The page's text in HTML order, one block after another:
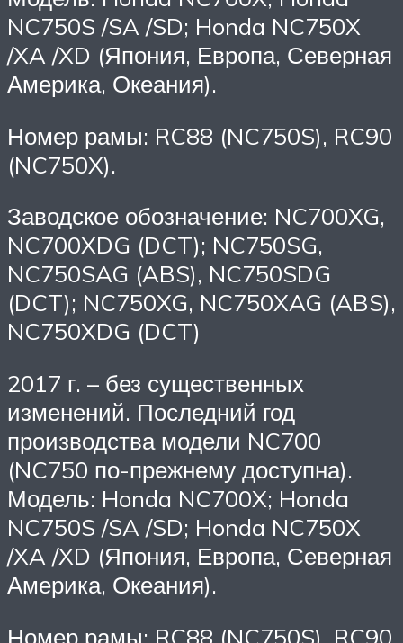
NC750S /SA /SD; Honda NC750X
/XA /XD (Япония, Европа, Северная
Америка, Океания).
Номер рамы: RC88 (NC750S), RC90
(NC750X).
Заводское обозначение: NC700XG,
NC700XDG (DCT); NC750SG,
NC750SAG (ABS), NC750SDG
(DCT); NC750XG, NC750XAG (ABS),
NC750XDG (DCT)
2017 г. – без существенных
изменений. Последний год
производства модели NC700
(NC750 по-прежнему доступна).
Модель: Honda NC700X; Honda
NC750S /SA /SD; Honda NC750X
/XA /XD (Япония, Европа, Северная
Америка, Океания).
Номер рамы: RC88 (NC750S), RC90